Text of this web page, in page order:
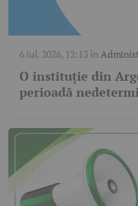
6 iul. 2026, 12:13în
O instituție din
perioadă